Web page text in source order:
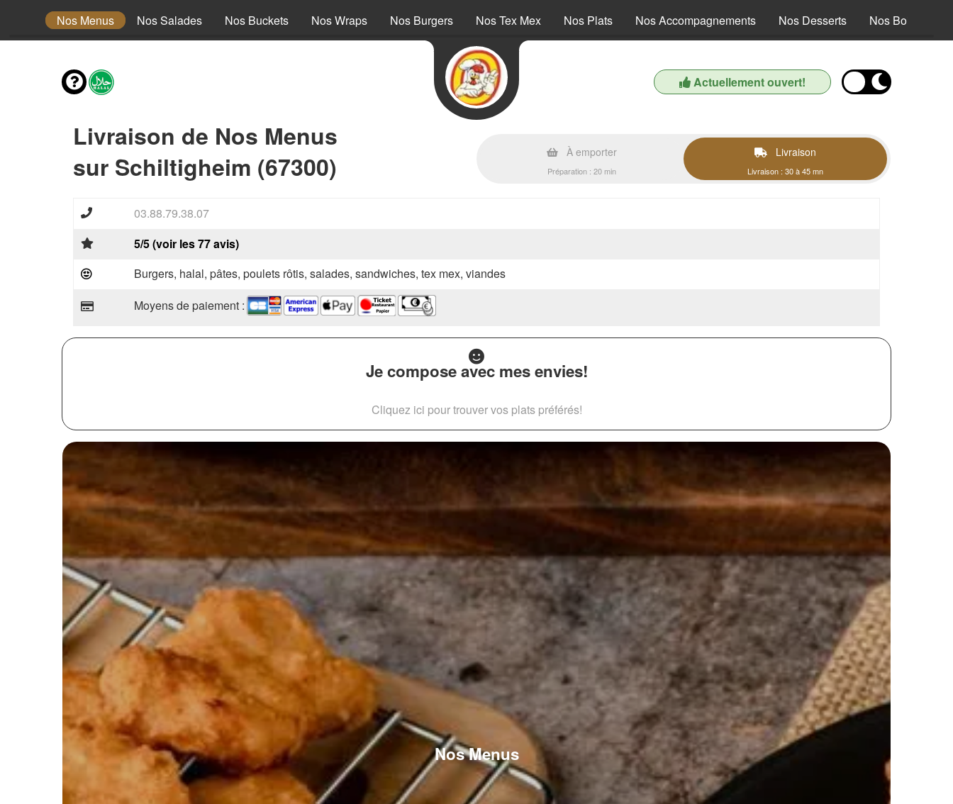
Nos Menus Nos Salades Nos Buckets Nos Wraps Nos Burgers Nos Tex Mex Nos Plats Nos Accompagnements Nos Desserts Nos Boissons
Actuellement ouvert!
Livraison de Nos Menus
sur Schiltigheim (67300)
À emporter
Préparation : 20 min
Livraison
Livraison : 30 à 45 mn
03.88.79.38.07
5/5 (voir les 77 avis)
Burgers, halal, pâtes, poulets rôtis, salades, sandwiches, tex mex, viandes
Moyens de paiement :
Je compose avec mes envies!
Cliquez ici pour trouver vos plats préférés!
Nos Menus